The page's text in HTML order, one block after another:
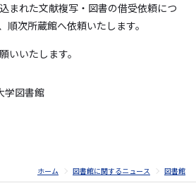
まれた文献複写・図書の借受依頼につ
次所蔵館へ依頼いたします。
いいたします。
図書館
ホーム 図書館に関するニュース 図書館